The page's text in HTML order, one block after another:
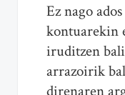
Ez nago
kontuarekin
iruditzen
arrazoirik
direnaren